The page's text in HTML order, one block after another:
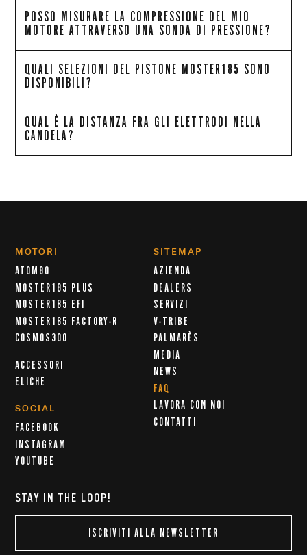
POSSO MISURARE LA COMPRESSIONE DEL MIO
MOTORE ATTRAVERSO UNA SONDA DI PRESSIONE?
QUALI SELEZIONI DEL PISTONE MOSTER185 SONO
DISPONIBILI?
QUAL È LA DISTANZA FRA GLI ELETTRODI NELLA
CANDELA?
MOTORI
ATOM80
MOSTER185 PLUS
MOSTER185 EFI
MOSTER185 FACTORY-R
COSMOS300
ACCESSORI
ELICHE
SOCIAL
FACEBOOK
INSTAGRAM
YOUTUBE
SITEMAP
AZIENDA
DEALERS
SERVIZI
V-TRIBE
PALMARÈS
MEDIA
NEWS
FAQ
LAVORA CON NOI
CONTATTI
STAY IN THE LOOP!
ISCRIVITI ALLA NEWSLETTER